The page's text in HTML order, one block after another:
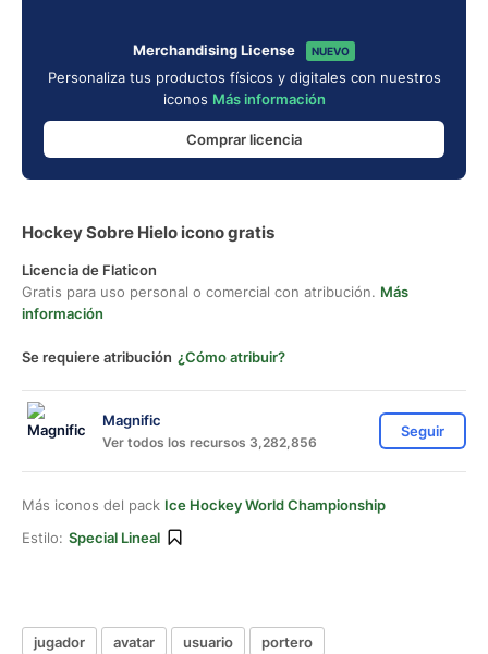
Merchandising License NUEVO
Personaliza tus productos físicos y digitales con nuestros
iconos Más información
Comprar licencia
Hockey Sobre Hielo icono gratis
Licencia de Flaticon
Gratis para uso personal o comercial con atribución. Más
información
Se requiere atribución ¿Cómo atribuir?
Magnific
Ver todos los recursos 3,282,856
Seguir
Más iconos del pack Ice Hockey World Championship
Estilo: Special Lineal
jugador avatar usuario
portero